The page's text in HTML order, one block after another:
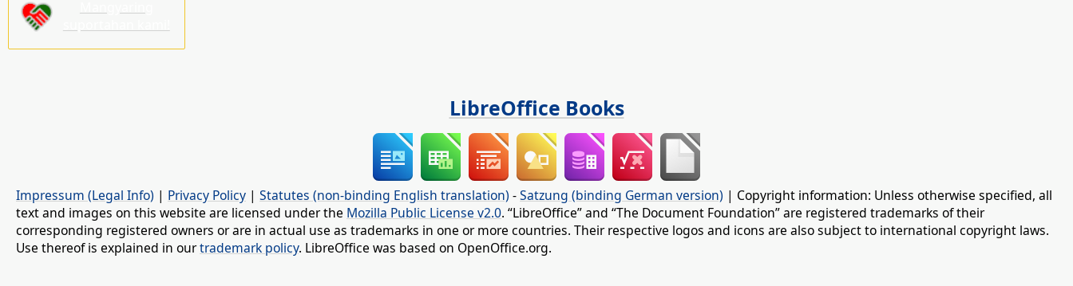
LibreOffice Books
Impressum (Legal Info) | Privacy Policy | Statutes (non-binding English translation) -Satzung (binding German version) | Copyright information: Unless otherwise specified, all
text and images on this website are licensed under the Mozilla Public License v2.0. “LibreOffice” and “The Document Foundation” are registered trademarks of their
corresponding registered owners or are in actual use as trademarks in one or more countries. Their respective logos and icons are also subject to international copyright laws.
Use thereof is explained in ourtrademark policy. LibreOffice was based on OpenOffice.org.